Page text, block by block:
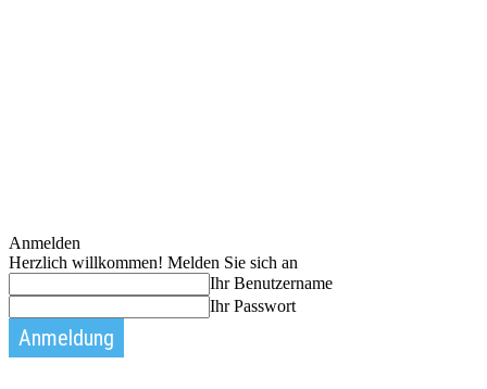
Anmelden
Herzlich willkommen! Melden Sie sich an
Ihr Benutzername
Ihr Passwort